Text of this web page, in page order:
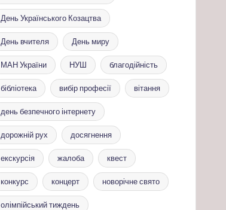
День Українського Козацтва
День вчителя День миру
МАН України НУШ благодійність
бібліотека вибір професії вітання
день безпечного інтернету
дорожній рух досягнення
екскурсія жалоба квест
конкурс концерт новорічне свято
олімпійський тиждень